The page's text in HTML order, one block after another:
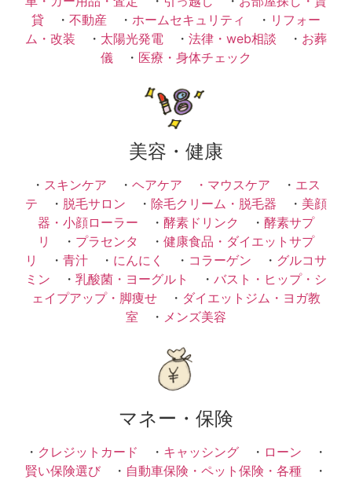
貸 ・ 不動産 ・ ホームセキュリティ ・ リフォー
ム・改装 ・ 太陽光発電 ・ 法律・web相談 ・ お葬
儀 ・ 医療・身体チェック
美容・健康
・ スキンケア ・ ヘアケア ・ マウスケア ・ エス
テ ・ 脱毛サロン ・ 除毛クリーム・脱毛器 ・ 美顔
器・小顔ローラー ・ 酵素ドリンク ・ 酵素サプ
リ
・ プラセンタ ・ 健康食品・ダイエットサプ
リ
・ 青汁 ・ にんにく ・ コラーゲン ・ グルコサ
ミン ・ 乳酸菌・ヨーグルト ・ バスト・ヒップ・シ
ェイプアップ・脚痩せ ・ ダイエットジム・ヨガ教
室 ・ メンズ美容
マネー・保険
・ クレジットカード ・ キャッシング ・ ローン ・
賢い保険選び ・ 自動車保険・ペット保険・各種 ・